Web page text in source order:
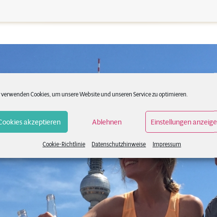
Cookies, um unsere Website und unseren Service zu optimieren.
akzeptieren Ablehnen Einstellungen
Cookie-Richtlinie Datenschutzhinweise Impressum